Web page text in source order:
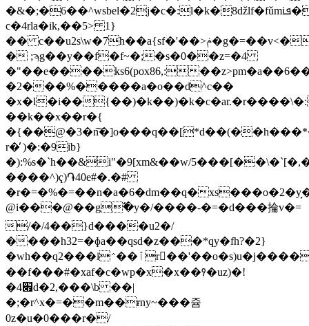
�&�;�6��^wsbel�2j�c�:l�k�8ǆlf�fǔmiܦ���sж;�v���0����c#�wh
c�4rla�ik,��5> 1}
�� c��u2s\w�7h��a{sf�'��>ݥ�g�=��v<���n^���0i��jxl����m�����a56h��� j��
� ;ϡg��y��f�f~�;�s�0��z=�4
�"��e����ks6(pox86,:��z>pm�a��
�2���%�����a�o��d^c��
�x�l�i��
��k��x��r�{
r�̓ )�:�9ib}
�):%s�`h��&i"�9[хm&��w/
����^)ҁ)֏40e#�.�#
�r�=�%�=��n�a�6�dm��q�
@i���@��g߱�y�/����-�=�d���掄v�=
/�/4��}d����u2�/
����h32=�ɸa��qsd�z���*qy�fh?�2}
�wh��q2���i⌃��ٱr�ٓ�'��o�s)u�j���������m�eg^��7�/
��f���#�xaf�c�wp�x�x��꣑�uz)�!
�׏4d�2,���\b ��|
�;�r^x�=��m��ɍny~���쥼
0z�u�0���r�/